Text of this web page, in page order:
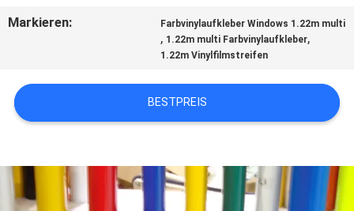
BITTE UM
SITEMAP
PRIVACY
POLICY
Markieren: Farbvinylaufkleber Windows 1.22m multi
, 1.22m multi Farbvinylaufkleber,
1.22m Vinylfilmstreifen
BESTPREIS